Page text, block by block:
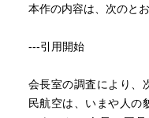
のです、『日本ジャー
川田室長が直ちに、次
内の一部派閥と、マス
せん」
本作の内容は、次のとお
---引用開始
会長室の調査により、
民航空は、いまや人の